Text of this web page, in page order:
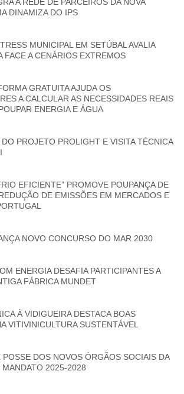
DINAMIZA DO IPS
MUNICIPAL EM SETÚBAL AVALIA
FACE A CENÁRIOS EXTREMOS
GRATUITA AJUDA OS
A CALCULAR AS NECESSIDADES REAIS
ENERGIA E ÁGUA
PROJETO PROLIGHT E VISITA TÉCNICA
EFICIENTE” PROMOVE POUPANÇA DE
DE EMISSÕES EM MERCADOS E
NOVO CONCURSO DO MAR 2030
ENERGIA DESAFIA PARTICIPANTES A
FÁBRICA MUNDET
À VIDIGUEIRA DESTACA BOAS
VITIVINICULTURA SUSTENTÁVEL
POSSE DOS NOVOS ÓRGÃOS SOCIAIS DA
MANDATO 2025-2028